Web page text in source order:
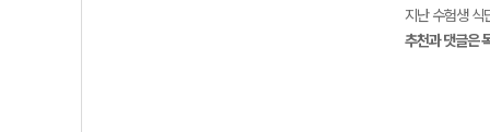
지난 수험생 식
추천과 댓글은